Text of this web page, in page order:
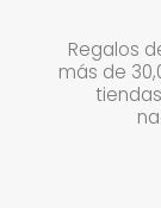
Regalos
más de